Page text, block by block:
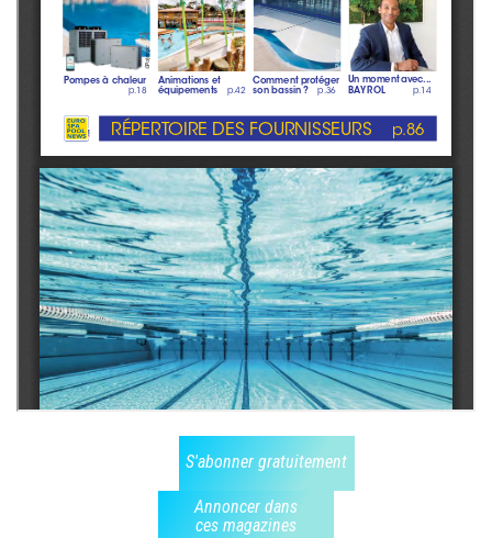
S'abonner gratuitement
Annoncer dans
ces magazines